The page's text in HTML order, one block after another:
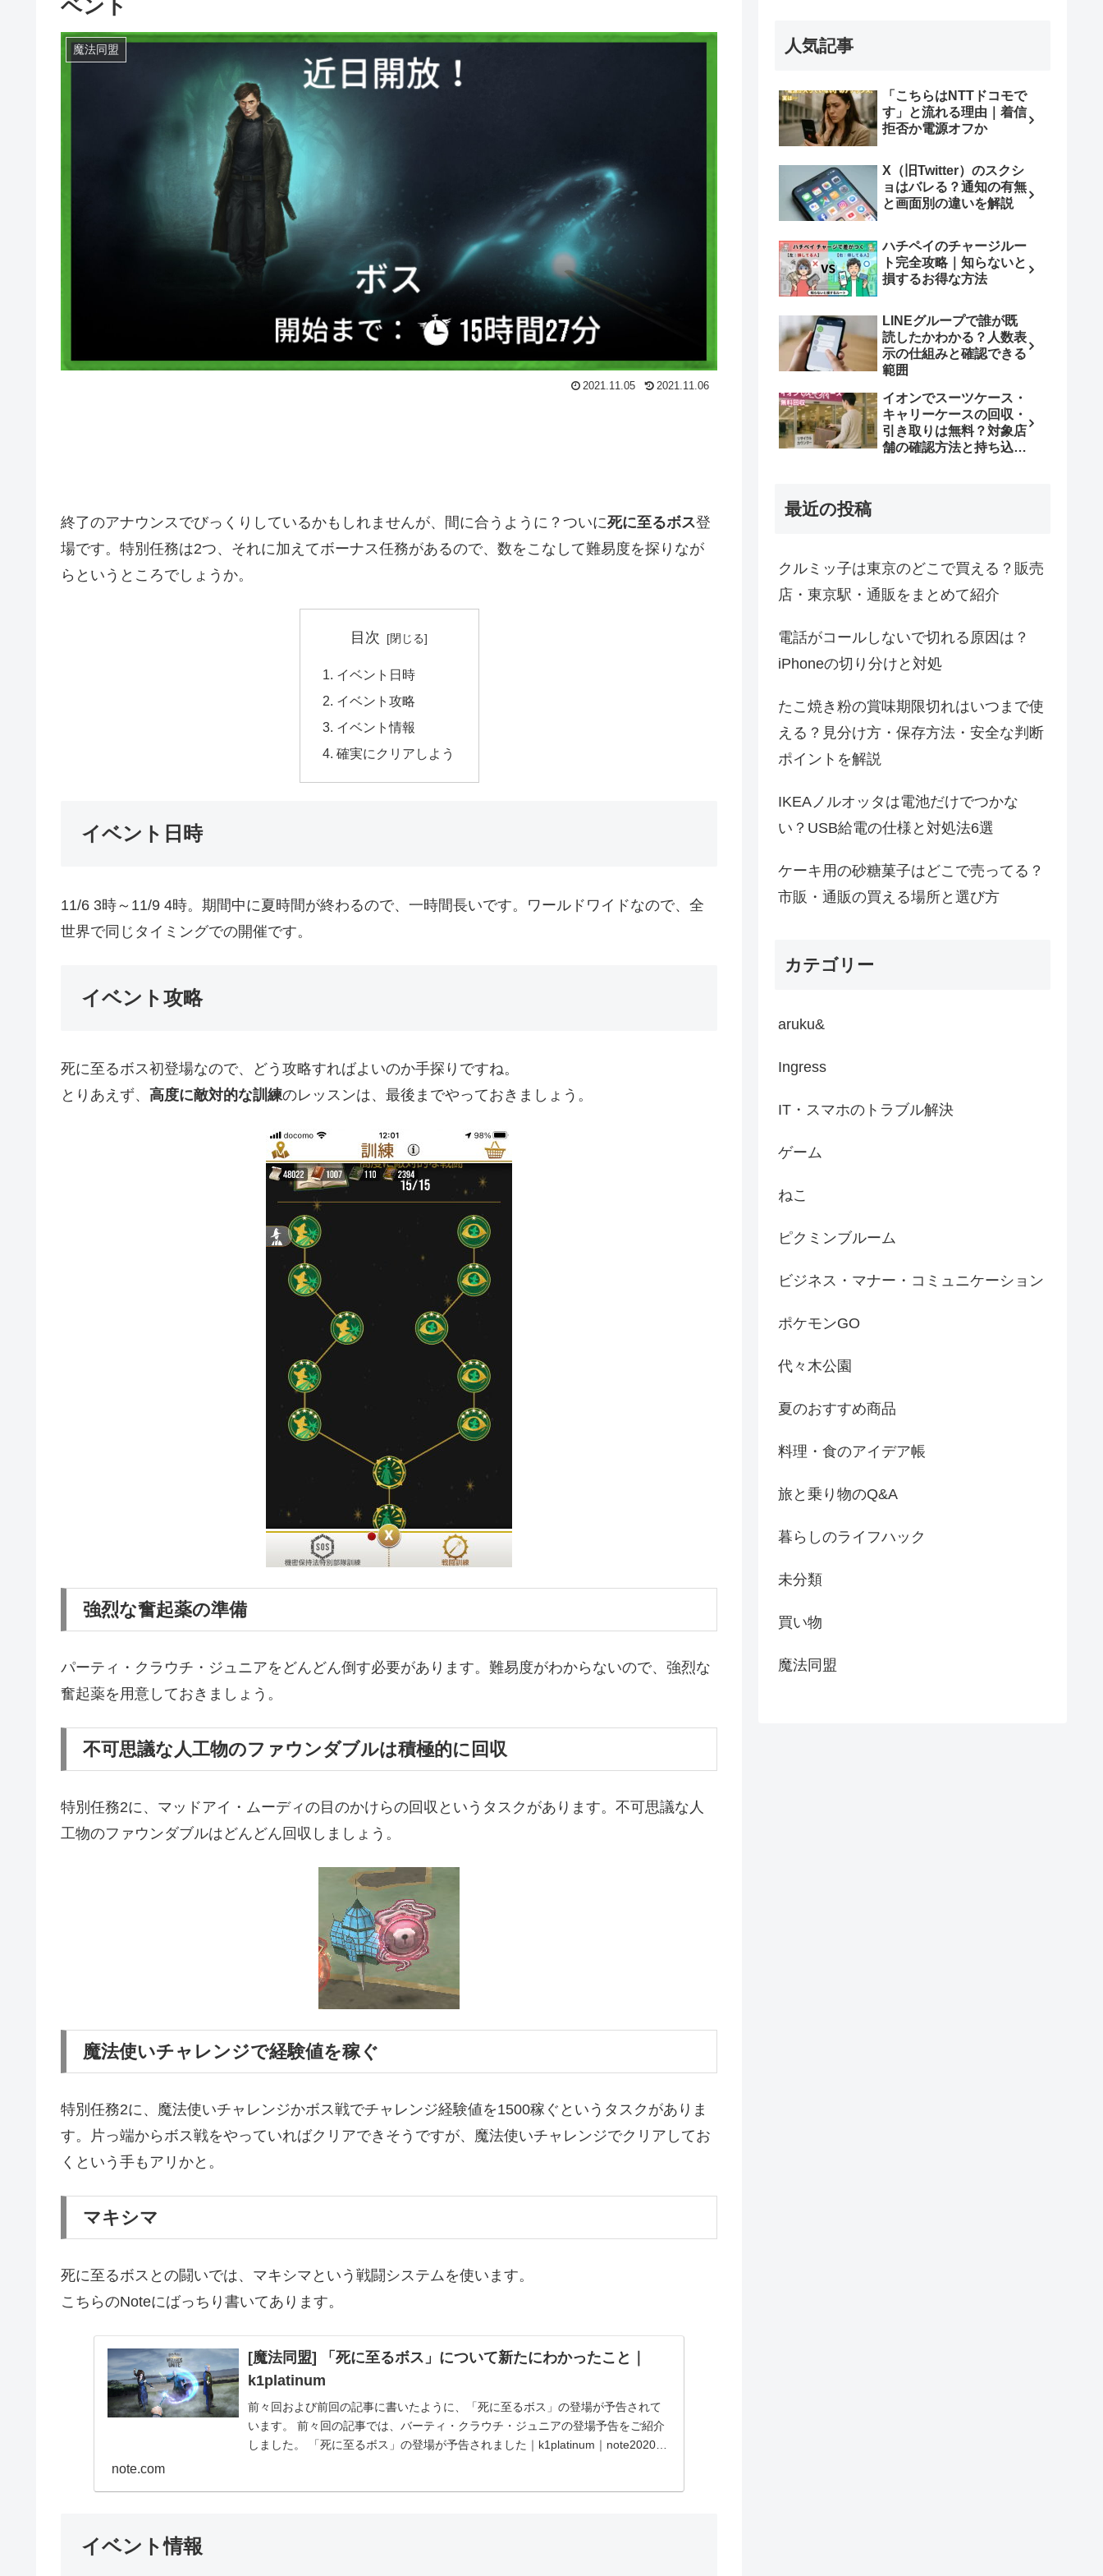
ベント
魔法同盟
2021.11.05 2021.11.06
終了のアナウンスでびっくりしているかもしれませんが、間に合うように？ついに死に至るボス登
場です。特別任務は2つ、それに加えてボーナス任務があるので、数をこなして難易度を探りなが
らというところでしょうか。
目次
イベント日時
イベント攻略
イベント情報
確実にクリアしよう
イベント日時
11/6 3時～11/9 4時。期間中に夏時間が終わるので、一時間長いです。ワールドワイドなので、全
世界で同じタイミングでの開催です。
イベント攻略
死に至るボス初登場なので、どう攻略すればよいのか手探りですね。
とりあえず、 高度に敵対的な訓練のレッスンは、最後までやっておきましょう。
強烈な奮起薬の準備
パーティ・クラウチ・ジュニアをどんどん倒す必要があります。難易度がわからないので、強烈な
奮起薬を用意しておきましょう。
不可思議な人工物のファウンダブルは積極的に回収
特別任務2に、マッドアイ・ムーディの目のかけらの回収というタスクがあります。不可思議な人
工物のファウンダブルはどんどん回収しましょう。
魔法使いチャレンジで経験値を稼ぐ
特別任務2に、魔法使いチャレンジかボス戦でチャレンジ経験値を1500稼ぐというタスクがありま
す。片っ端からボス戦をやっていればクリアできそうですが、魔法使いチャレンジでクリアしてお
くという手もアリかと。
マキシマ
死に至るボスとの闘いでは、マキシマという戦闘システムを使います。
こちらのNoteにばっちり書いてあります。
[魔法同盟] 「死に至るボス」について新たにわかったこと｜
k1platinum
前々回および前回の記事に書いたように、「死に至るボス」の登場が予告されて
います。 前々回の記事では、バーティ・クラウチ・ジュニアの登場予告をご紹介
しました。 「死に至るボス」の登場が予告されました｜k1platinum｜note2020年
note.com
イベント情報
人気記事
「こちらはNTTドコモで
す」と流れる理由｜着信
拒否か電源オフか
X（旧Twitter）のスクシ
ョはバレる？通知の有無
と画面別の違いを解説
ハチペイのチャージルー
ト完全攻略｜知らないと
損するお得な方法
LINEグループで誰が既
読したかわかる？人数表
示の仕組みと確認できる
範囲
イオンでスーツケース・
キャリーケースの回収・
引き取りは無料？対象店
舗の確認方法と持ち込み
最近の投稿
クルミッ子は東京のどこで買える？販売
店・東京駅・通販をまとめて紹介
電話がコールしないで切れる原因は？
iPhoneの切り分けと対処
たこ焼き粉の賞味期限切れはいつまで使
える？見分け方・保存方法・安全な判断
ポイントを解説
IKEAノルオッタは電池だけでつかな
い？USB給電の仕様と対処法6選
ケーキ用の砂糖菓子はどこで売ってる？
市販・通販の買える場所と選び方
カテゴリー
aruku&
Ingress
IT・スマホのトラブル解決
ゲーム
ねこ
ピクミンブルーム
ビジネス・マナー・コミュニケーション
ポケモンGO
代々木公園
夏のおすすめ商品
料理・食のアイデア帳
旅と乗り物のQ&A
暮らしのライフハック
未分類
買い物
魔法同盟